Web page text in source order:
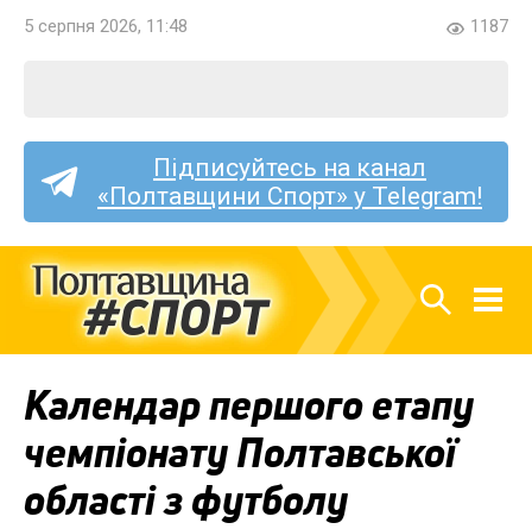
5 серпня 2026, 11:48 1187
Підписуйтесь на канал
«Полтавщини Спорт» у Telegram!
Календар першого етапу
чемпіонату Полтавської
області з футболу